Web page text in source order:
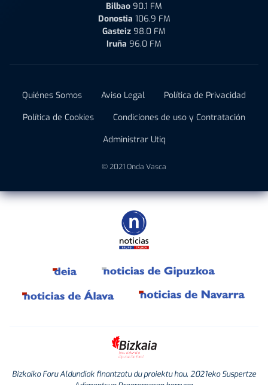
Bilbao 90.1 FM
Donostia 106.9 FM
Gasteiz 98.0 FM
Iruña 96.0 FM
Quiénes Somos Aviso Legal
Política de Privacidad
Política de Cookies
Condiciones de uso y Contratación
Administrar Utiq
© 2021 Onda Vasca
Bizkaiko Foru Aldundiak finantzatu du proiektu hau, 2021eko Suspertze